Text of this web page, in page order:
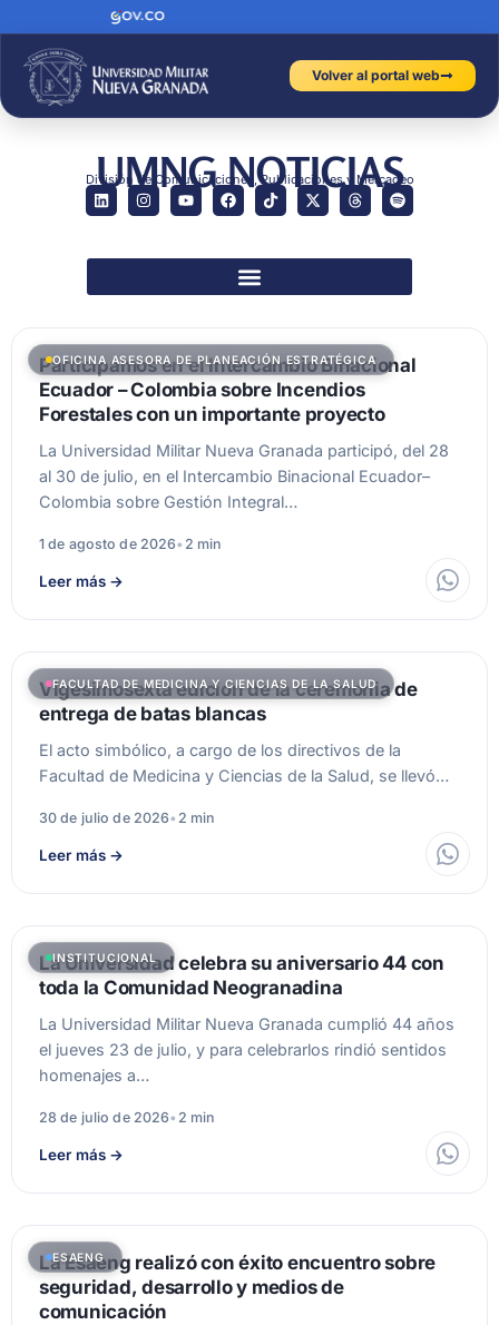
Volver al portal web
UMNG NOTICIAS
División de Comunicaciones, Publicaciones y Mercadeo
OFICINA ASESORA DE PLANEACIÓN ESTRATÉGICA
Participamos en el Intercambio Binacional
Ecuador – Colombia sobre Incendios
Forestales con un importante proyecto
La Universidad Militar Nueva Granada participó, del 28
al 30 de julio, en el Intercambio Binacional Ecuador–
Colombia sobre Gestión Integral…
1 de agosto de 2026• 2 min
Leer más →
FACULTAD DE MEDICINA Y CIENCIAS DE LA SALUD
Vigesimosexta edición de la ceremonia de
entrega de batas blancas
El acto simbólico, a cargo de los directivos de la
Facultad de Medicina y Ciencias de la Salud, se llevó…
30 de julio de 2026• 2 min
Leer más →
INSTITUCIONAL
La Universidad celebra su aniversario 44 con
toda la Comunidad Neogranadina
La Universidad Militar Nueva Granada cumplió 44 años
el jueves 23 de julio, y para celebrarlos rindió sentidos
homenajes a…
28 de julio de 2026• 2 min
Leer más →
ESAENG
La Esaeng realizó con éxito encuentro sobre
seguridad, desarrollo y medios de
comunicación